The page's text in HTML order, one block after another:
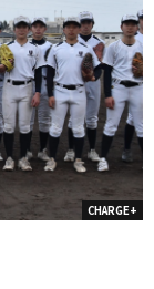
CHARGE+